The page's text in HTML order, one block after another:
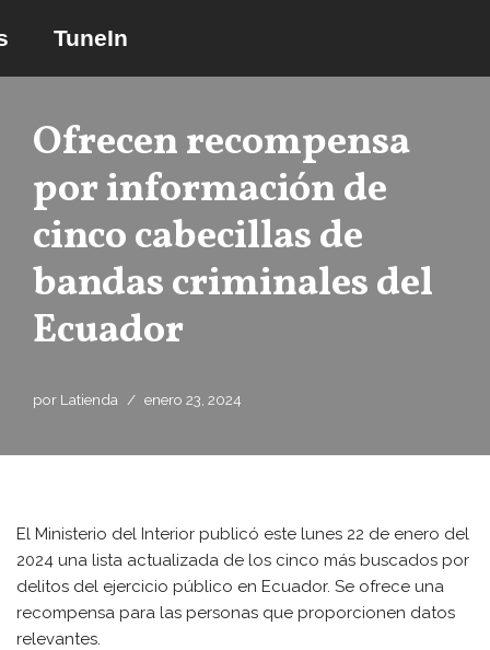
TuneIn
Ofrecen recompensa
por información de
cinco cabecillas de
bandas criminales del
Ecuador
por Latienda enero 23, 2024
El Ministerio del Interior publicó este lunes 22 de enero del
2024 una lista actualizada de los cinco más buscados por
delitos del ejercicio público en Ecuador. Se ofrece una
recompensa para las personas que proporcionen datos
relevantes.